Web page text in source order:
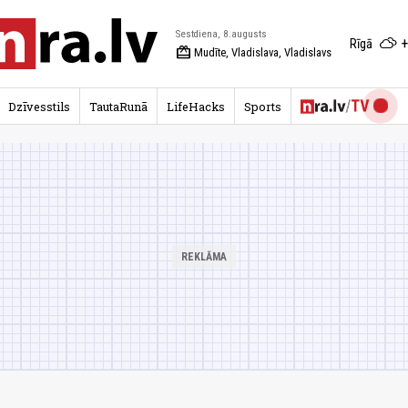
Sestdiena, 8.augusts
redeem Mudīte, Vladislava, Vladislavs
Rīgā
Dzīvesstils TautaRunā LifeHacks Sports